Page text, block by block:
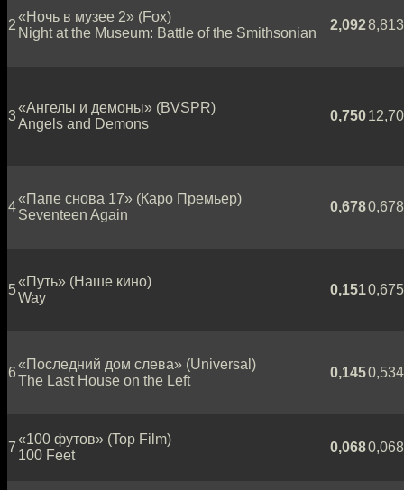
2
«Ночь в музее 2» (Fox)
Night at the Museum: Battle of the Smithsonian
2,0928,813
3
«Ангелы и демоны» (BVSPR)
Angels and Demons
0,750
4
«Папе cнова 17» (Каро Премьер)
Seventeen Again
0,6780,678
5
«Путь» (Наше кино)
Way
0,1510,675
6
«Последний дом слева» (Universal)
The Last House on the Left
0,1450,534
7
«100 футов» (Top Film)
100 Feet
0,0680,068